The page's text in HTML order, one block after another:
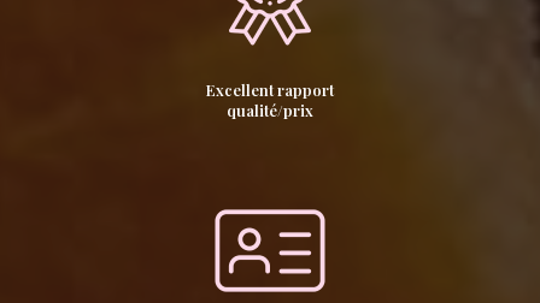
Excellent rapport
qualité/prix